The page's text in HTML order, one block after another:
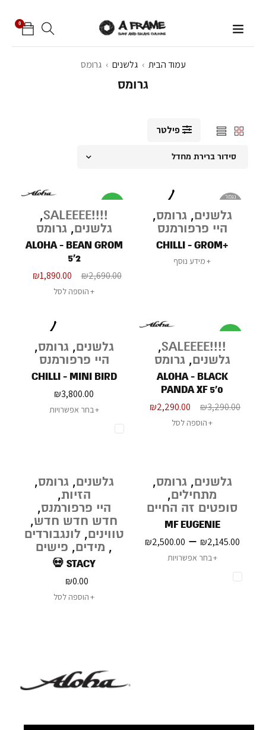
0
עמוד הבית › גלשנים › גרומס
גרומס
פילטר
סידור ברירת מחדל
נגמר
גלשנים, גרומס,
היי פרפורמנס
+CHILLI - GROM
מידע נוסף
!!!!SALEEEE
,
גלשנים, גרומס
ALOHA - BEAN GROM
5'2
₪2,690.00
₪1,890.00
הוספה לסל
!!!!SALEEEE
,
גלשנים, גרומס
ALOHA - BLACK
PANDA XF 5'0
₪3,290.00
₪2,290.00
הוספה לסל
גלשנים, גרומס,
היי פרפורמנס
CHILLI - MINI BIRD
₪3,800.00
בחר אפשרויות
גלשנים, גרומס,
מתחילים,
סופטים זה החיים
MF EUGENIE
₪2,145.00
–
₪2,500.00
בחר אפשרויות
גלשנים, גרומס,
הזיות,
היי פרפורמנס,
חדש חדש חדש,
טווינים,לונגבורדים
, מידים, פישים
STACY 💀
₪0.00
הוספה לסל